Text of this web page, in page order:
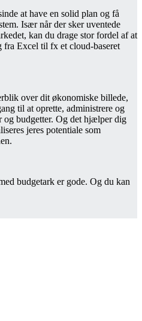
at have en solid plan og få
Især når der sker uventede
kan du drage stor fordel af at
Excel til fx et cloud-baseret
over dit økonomiske billede,
til at oprette, administrere og
og budgetter. Og det hjælper dig
jeres potentiale som
budgetark er gode. Og du kan